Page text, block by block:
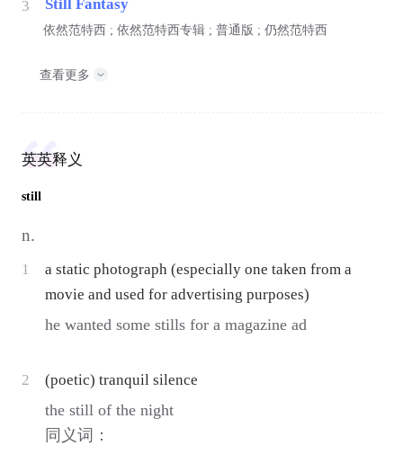
3 Still Fantasy
依然范特西 ; 依然范特西专辑 ; 普通版 ; 仍然范特西
查看更多
英英释义
still
n.
1
a static photograph (especially one taken from a
movie and used for advertising purposes)
he wanted some stills for a magazine ad
2 (poetic) tranquil silence
the still of the night
同义词：